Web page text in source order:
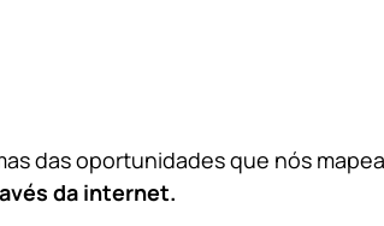
das oportunidades que nós
da internet.